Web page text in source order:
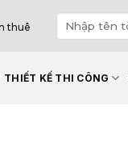
thuê
THIẾT KẾ THI CÔNG